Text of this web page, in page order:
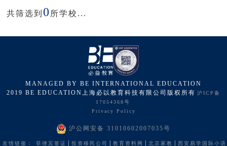
共筛选到 0 所学校...
MANAGED BY BE INTERNATIONAL EDUCATION
2019 BE EDUCATION上海必以教育科技有限公司版权所有 沪ICP备
17054368号
Privacy Policy
沪公网安备 31010602007035号
友情链接： 菲律宾签证 投资移民公司 教育资料网 北京家教 西安易学国际小语